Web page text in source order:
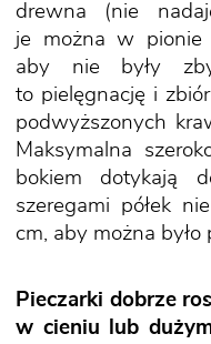
drewna (nie
je można w pionie
aby nie były
to pielęgnację i
podwyższonych
Maksymalna
bokiem dotykają
szeregami półek
cm, aby można było
Pieczarki dobrze
w cieniu lub